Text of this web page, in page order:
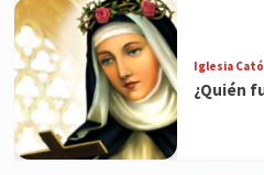
Iglesia
¿Quién